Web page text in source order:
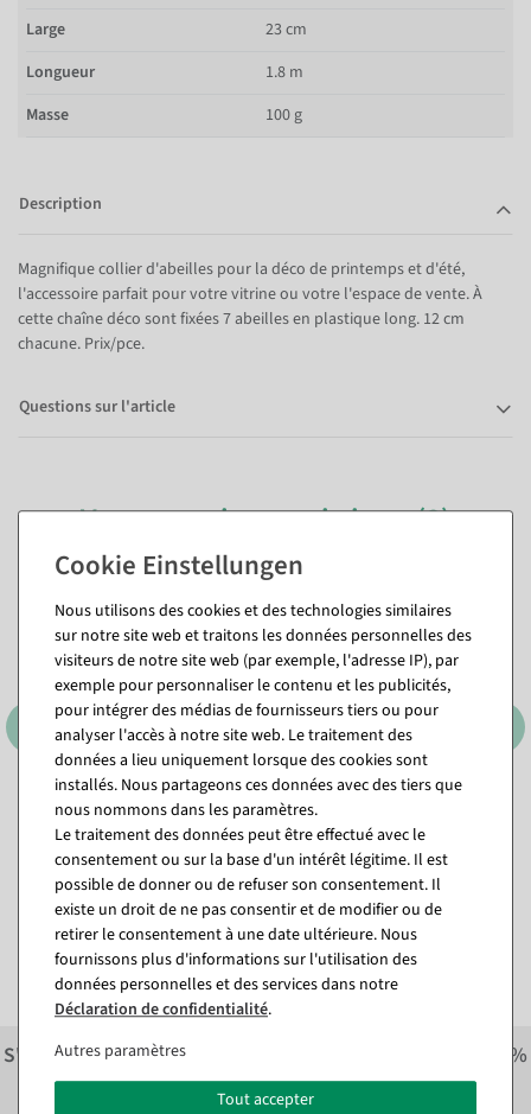
Large
23 cm
Longueur
1.8 m
Masse
100 g
Description
Magnifique collier d'abeilles pour la déco de printemps et d'été,
l'accessoire parfait pour votre vitrine ou votre l'espace de vente. À
cette chaîne déco sont fixées 7 abeilles en plastique long. 12 cm
chacune. Prix/pce.
Questions sur l'article
Vous pourriez aussi aimer (8)
Abeilles factices déco 15 cm,
2 pces
Disponible immédiatement
15,41 €
12,95 EUR hors TVA
Sauterelle décorative verte,
27 cm
Article actuellement épuisé
11,84 €
9,95 EUR hors TVA
S'inscrire à la newsletter et recevoir immédiatement 10%
économiser sur la prochaine commande.*
Nous utilisons des cookies et des technologies similaires
sur notre site web et traitons les données personnelles des
visiteurs de notre site web (par exemple, l'adresse IP), par
exemple pour personnaliser le contenu et les publicités,
pour intégrer des médias de fournisseurs tiers ou pour
analyser l'accès à notre site web. Le traitement des
données a lieu uniquement lorsque des cookies sont
installés. Nous partageons ces données avec des tiers que
nous nommons dans les paramètres.
Le traitement des données peut être effectué avec le
consentement ou sur la base d'un intérêt légitime. Il est
possible de donner ou de refuser son consentement. Il
existe un droit de ne pas consentir et de modifier ou de
retirer le consentement à une date ultérieure. Nous
fournissons plus d'informations sur l'utilisation des
données personnelles et des services dans notre
Déclaration de confidentialité.
Autres paramètres
Tout accepter